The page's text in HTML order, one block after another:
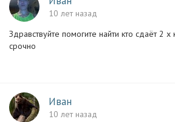
10 лет назад
Здравствуйте помогите найти кто сдаёт 2
срочно
Иван
10 лет назад